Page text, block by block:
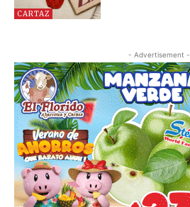
CARTAZ
- Advertisement -